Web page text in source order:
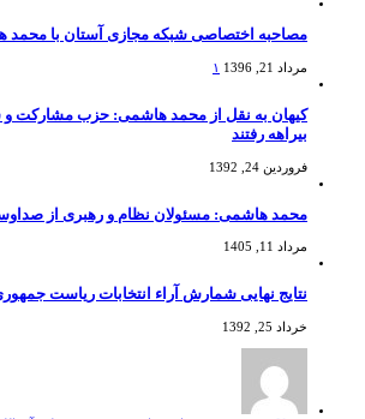
مصاحبه اختصاصی شبکه مجازی آستان با محمد
مرداد 21, 1396 ۱
کیهان به نقل از محمد هاشمی: حزب مشارکت و
بیراهه رفتند
فروردین 24, 1392
محمد هاشمی: مسئولان نظام و رهبری از
مرداد 11, 1405
نتایج نهایی شمارش آراء انتخابات ریاست جمهوری
خرداد 25, 1392